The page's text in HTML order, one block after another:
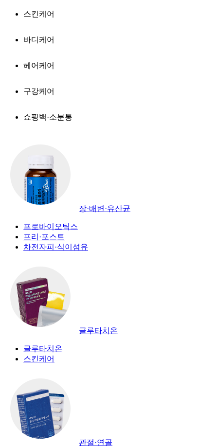
스킨케어
바디케어
헤어케어
구강케어
쇼핑백·소분통
장·배변·유산균
프로바이오틱스
프리·포스트
차전자피·식이섬유
글루타치온
글루타치온
스킨케어
관절·연골